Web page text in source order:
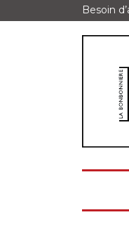
Besoin